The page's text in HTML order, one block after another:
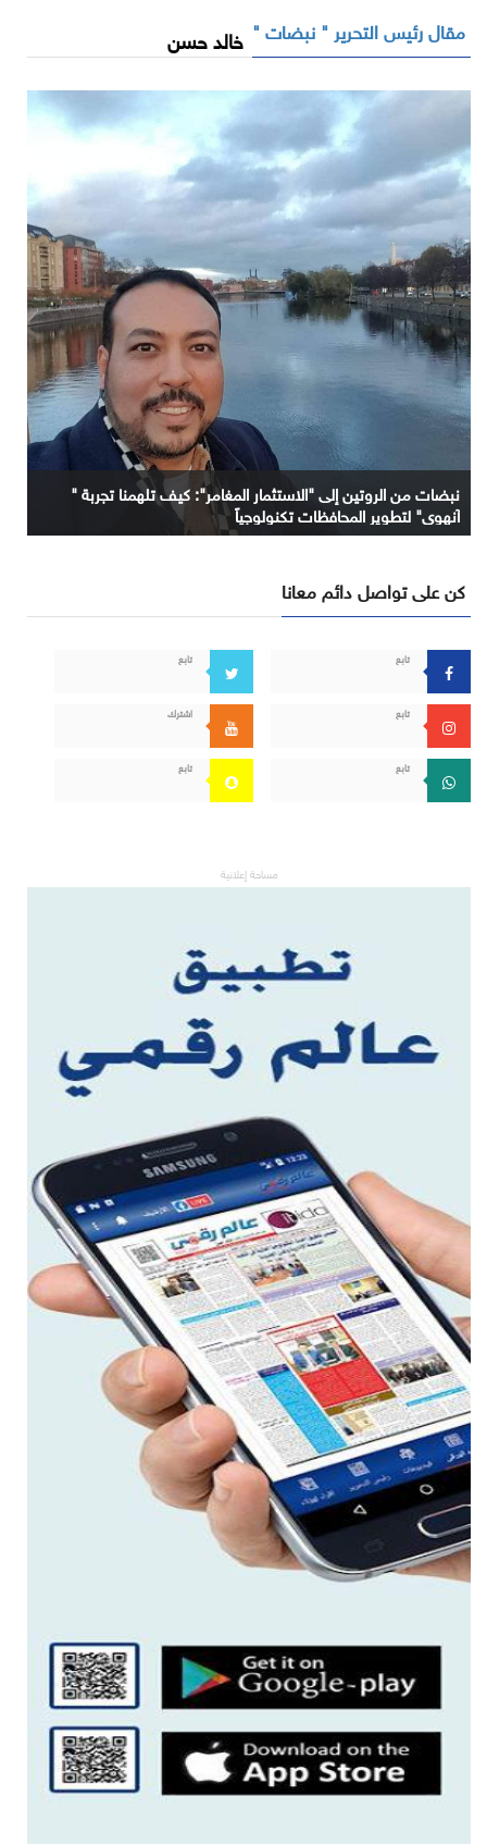
مقال رئيس التحرير " نبضات " خالد حسن
نبضات من الروتين إلى "الاستثمار المغامر": كيف تلهمنا تجربة "
آنهوي" لتطوير المحافظات تكنولوجياً
كن على تواصل دائم معانا
تابع تابع
تابع اشترك
تابع تابع
مساحة إعلانية